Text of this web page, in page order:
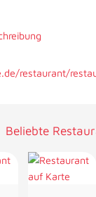
restaurant/
Beliebte